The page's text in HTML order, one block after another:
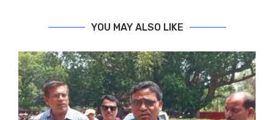
YOU MAY ALSO LIKE